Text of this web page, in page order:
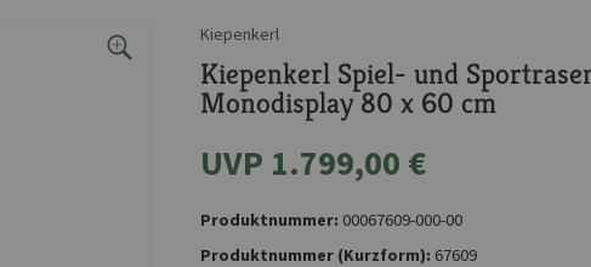
Kiepenkerl
Kiepenkerl Spiel- und
Monodisplay 80 x 60 cm
UVP 1.799,00 €
Produktnummer: 00067609-000-00
Produktnummer (Kurzform): 67609